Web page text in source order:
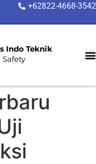
+62822-4668-3542
Indo Teknik